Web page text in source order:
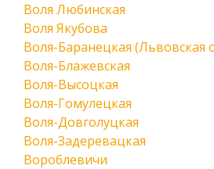
Воля Любинская
Воля Якубова
Воля-Баранецкая (Львовская
Воля-Блажевская
Воля-Высоцкая
Воля-Гомулецкая
Воля-Довголуцкая
Воля-Задеревацкая
Вороблевичи